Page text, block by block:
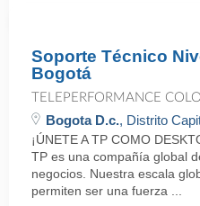
Soporte Técnico
Bogotá
TELEPERFORMANCE
Bogota D.c., Distrito
¡ÚNETE A TP COMO
TP es una compañía global
negocios. Nuestra escala
permiten ser una fuerza ...